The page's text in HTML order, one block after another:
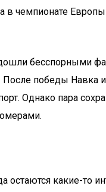
в чемпионате Европы
бесспорными
После победы Навка и
Однако пара
остаются какие-то